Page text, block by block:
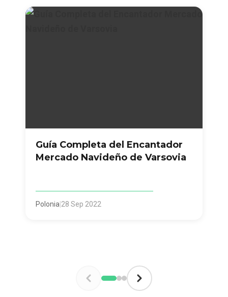
Guía Completa del Encantador
Mercado Navideño de Varsovia
Polonia 28 Sep 2022